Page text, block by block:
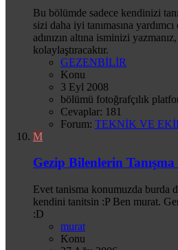
Bu bölümde sadece kendinizi
sizi daha iyi tanımasına
adınızın altına isminizi
kolaylaştıracaktır.
GEZENBİLİR
Konu
3 Eyl 2008
bölümü fotoğrafçılık
Cevaplar: 181
Forum: TEKNİK VE
M
Gezip Bilenlerin
Evet tanisma konumuzda burda
kendini tanitsin :P Ben murat.
:D
murat
Konu